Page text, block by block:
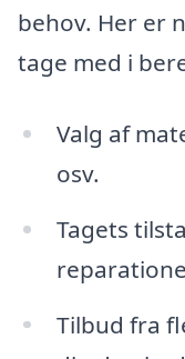
behov. Her er
tage med i
Valg af
osv.
Tagets
Tilbud fra